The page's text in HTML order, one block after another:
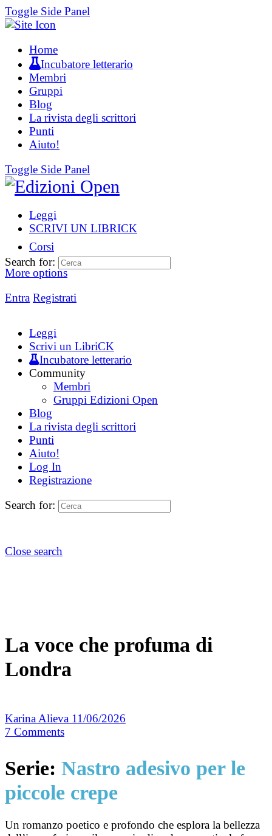
Toggle Side Panel
Home
Incubatore letterario
Membri
Gruppi
Blog
La rivista degli scrittori
Punti
Aiuto!
Toggle Side Panel
Leggi
SCRIVI UN LIBRICK
Corsi
More options
Entra Registrati
Search for:
Leggi
Scrivi un LibriCK
Incubatore letterario
Community
Membri
Gruppi Edizioni Open
Blog
La rivista degli scrittori
Punti
Aiuto!
Log In
Registrazione
Search for:
Close search
La voce che profuma di
Londra
Karina Alieva 11/06/2026
7 Comments
Serie: Nastro adesivo per le
piccole crepe
Un romanzo poetico e profondo che esplora la bellezza